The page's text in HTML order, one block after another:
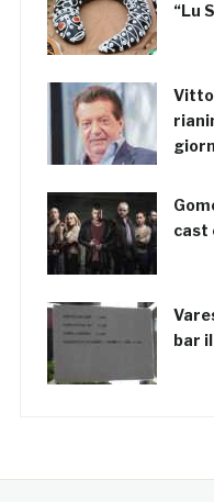
“Lu
cast
bar